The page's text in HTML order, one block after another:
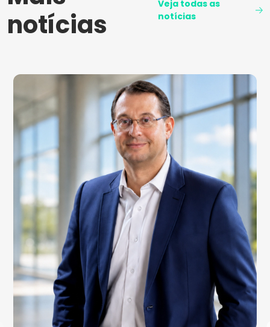
notícias
Veja todas as
notícias